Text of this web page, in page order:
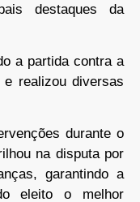
destaques da
a partida contra a
realizou diversas
durante o
na disputa por
garantindo a
eleito o melhor